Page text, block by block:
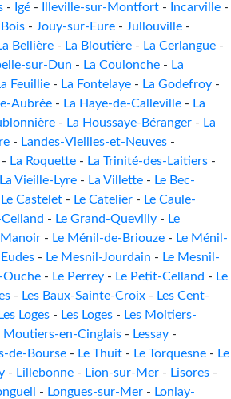
- Igé - Illeville-sur-Montfort - Incarville -
- Jouy-sur-Eure - Jullouville -
Bellière - La Bloutière - La Cerlangue -
sur-Dun - La Coulonche - La
Feuillie - La Fontelaye - La Godefroy -
Aubrée - La Haye-de-Calleville - La
- La Houssaye-Béranger - La
- Landes-Vieilles-et-Neuves -
- La Roquette - La Trinité-des-Laitiers -
La Vieille-Lyre - La Villette - Le Bec-
Le Castelet - Le Catelier - Le Caule-
- Le Grand-Quevilly - Le
Manoir - Le Ménil-de-Briouze - Le Ménil-
- Le Mesnil-Jourdain - Le Mesnil-
Ouche - Le Perrey - Le Petit-Celland - Le
- Les Baux-Sainte-Croix - Les Cent-
Les Loges - Les Loges - Les Moitiers-
Moutiers-en-Cinglais - Lessay -
de-Bourse - Le Thuit - Le Torquesne - Le
- Lillebonne - Lion-sur-Mer - Lisores -
- Longues-sur-Mer - Lonlay-